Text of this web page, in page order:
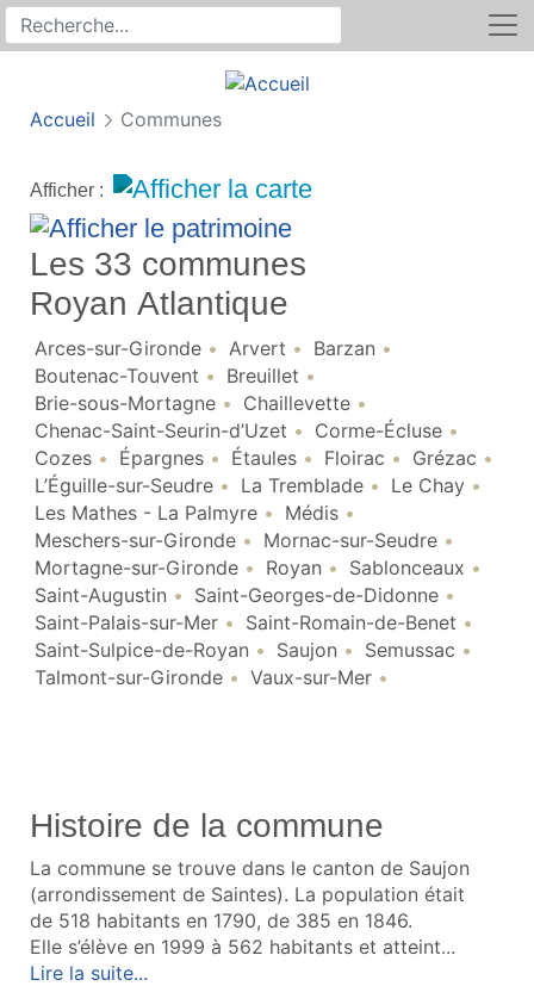
Recherche sur le site
Rechercher
Accueil Communes
Afficher :
Les 33 communes
Royan Atlantique
Arces-sur-Gironde Arvert
Barzan
Boutenac-Touvent
Breuillet
Brie-sous-Mortagne
Chaillevette
Chenac-Saint-Seurin-d’Uzet
Corme-Écluse
Cozes
Épargnes Étaules Floirac
Grézac
L’Éguille-sur-Seudre
La Tremblade
Le Chay
Les Mathes - La Palmyre
Médis
Meschers-sur-Gironde
Mornac-sur-Seudre
Mortagne-sur-Gironde
Royan
Sablonceaux
Saint-Augustin
Saint-Georges-de-Didonne
Saint-Palais-sur-Mer
Saint-Romain-de-Benet
Saint-Sulpice-de-Royan
Saujon
Semussac
Talmont-sur-Gironde
Vaux-sur-Mer
Histoire de la commune
La commune se trouve dans le canton de Saujon
(arrondissement de Saintes). La population était
de 518 habitants en 1790, de 385 en 1846.
Elle s’élève en 1999 à 562 habitants et atteint...
Lire la suite...